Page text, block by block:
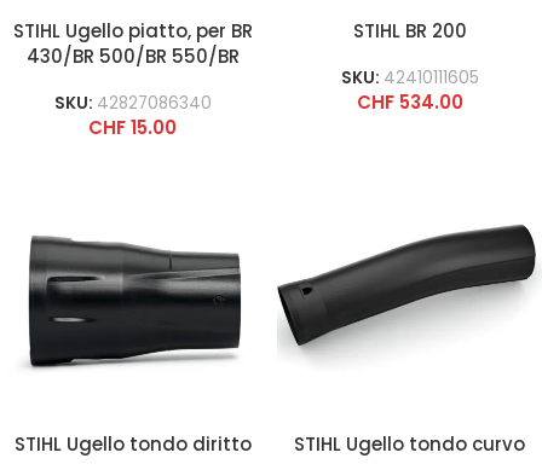
STIHL Ugello piatto, per BR
430/BR 500/BR 550/BR
SKU: 42827086340
CHF15.00
STIHL BR 200
SKU: 42410111605
CHF534.00
STIHL Ugello tondo diritto STIHL Ugello tondo curvo